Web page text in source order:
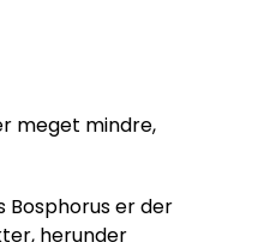
meget mindre,
Bosphorus er der
herunder